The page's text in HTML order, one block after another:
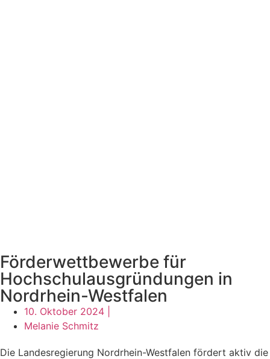
Förderwettbewerbe für
Hochschulausgründungen in
Nordrhein-Westfalen
10. Oktober 2024 |
Melanie Schmitz
Die Landesregierung Nordrhein-Westfalen fördert aktiv die